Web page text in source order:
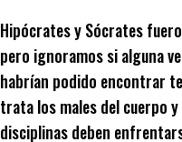
Hipócrates y Sócrates
pero ignoramos si alguna
habrían podido encontrar
trata los males del cuerpo
disciplinas deben